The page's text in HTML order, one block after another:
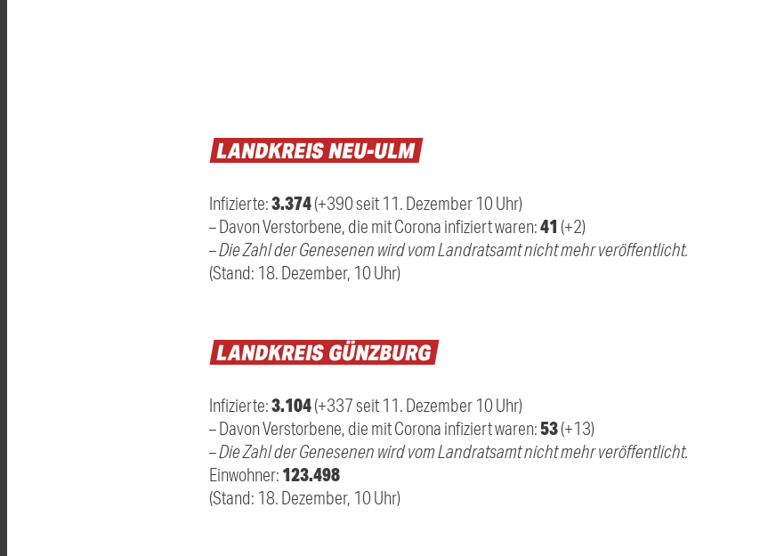
LANDKREISNEU-ULM
Infizierte:3.374(+390 seit 11. Dezember 10 Uhr)
– Davon Verstorbene, die mit Corona infiziert waren:41 (+2)
–Die Zahl der Genesenen wird vom Landratsamt nicht mehr veröffentlicht.
(Stand: 18. Dezember, 10 Uhr)
LANDKREISGÜNZBURG
Infizierte:3.104(+337 seit 11. Dezember 10 Uhr)
– Davon Verstorbene, die mit Corona infiziert waren:53(+13)
–Die Zahl der Genesenen wird vom Landratsamt nicht mehr veröffentlicht.
Einwohner: 123.498
(Stand: 18. Dezember, 10 Uhr)